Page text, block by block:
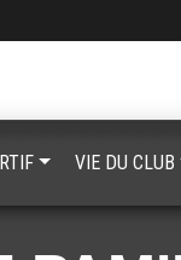
VIE DU CLUB